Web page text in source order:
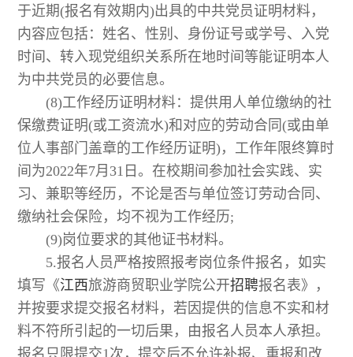
于近期(报名有效期内)出具的中共党员证明材料，
内容应包括：姓名、性别、身份证号或学号、入党
时间、转入现党组织关系所在地时间等能证明本人
为中共党员的必要信息。
(8)工作经历证明材料：提供用人单位缴纳的社
保缴费证明(或工资流水)和对应的劳动合同(或由单
位人事部门盖章的工作经历证明)，工作年限终算时
间为2022年7月31日。在校期间参加社会实践、实
习、兼职等经历，不论是否与单位签订劳动合同、
缴纳社会保险，均不视为工作经历;
(9)岗位要求的其他证书材料。
5.报名人员严格按照报考岗位条件报名，如实
填写《江西旅游商贸职业学院公开招聘报名表》，
并按要求提交报名材料，若因提供的信息不实和材
料不符所引起的一切后果，由报名人员本人承担。
报名只限提交1次，提交后不允许补报、重报和改